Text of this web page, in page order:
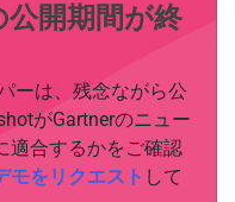
開期間が終
ーは、残念ながら公
がGartnerのニュー
適合するかをご確認
モをリクエスト して